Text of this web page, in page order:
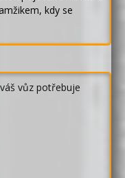
kdy se
vůz potřebuje